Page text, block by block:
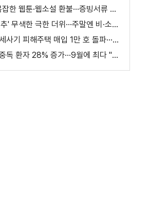
"복잡한 웹툰·웹소설 환불···증빙서류 요구까지"
'입추' 무색한 극한 더위···주말엔 비·소나기
전세사기 피해주택 매입 1만 호 돌파···피해 지원 속도
식중독 환자 28% 증가···9월에 최다 "입추 방심 금물"